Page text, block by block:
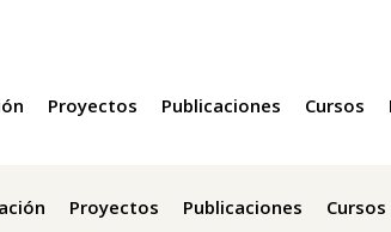
Proyectos Publicaciones Cursos
Proyectos Publicaciones Cursos